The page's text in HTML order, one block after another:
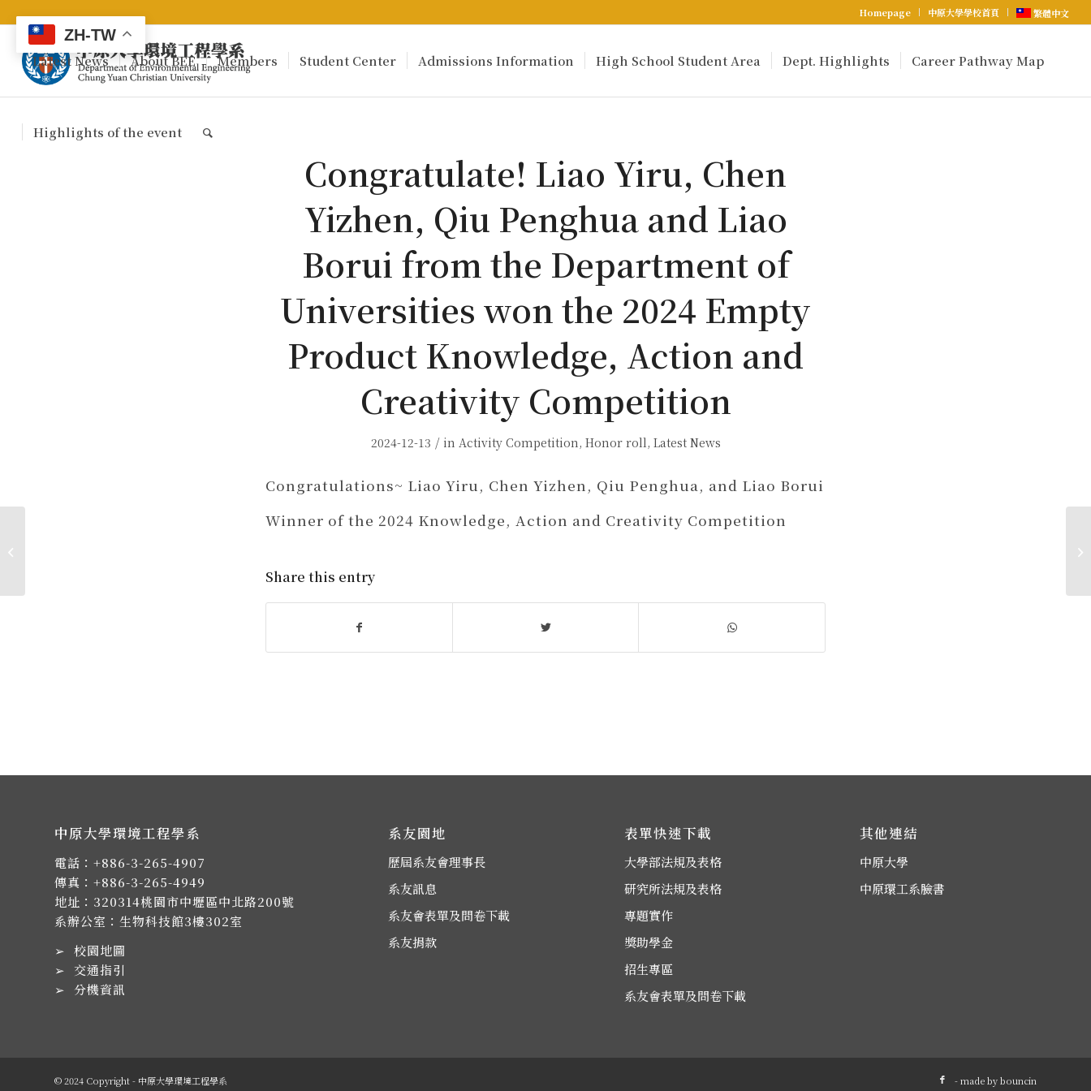
Homepage 中原大學學校首頁 繁體中文
Latest News About BEE Members Student Center Admissions Information High School Student Area Dept. Highlights Career Pathway Map
Highlights of the event
Congratulate! Liao Yiru, Chen
Yizhen, Qiu Penghua and Liao
Borui from the Department of
Universities won the 2024 Empty
Product Knowledge, Action and
Creativity Competition
2024-12-13 / in Activity Competition, Honor roll, Latest News
Congratulations~ Liao Yiru, Chen Yizhen, Qiu Penghua, and Liao Borui
Winner of the 2024 Knowledge, Action and Creativity Competition
Share this entry
中原大學環境工程學系
電話： +886-3-265-4907
傳真：+886-3-265-4949
地址： 320314桃園市中壢區中北路200號
系辦公室：生物科技館3樓302室
➢ 校園地圖
➢ 交通指引
➢ 分機資訊
系友園地
歷屆系友會理事長
系友訊息
系友會表單及問卷下載
系友捐款
表單快速下載
大學部法規及表格
研究所法規及表格
專題實作
獎助學金
招生專區
系友會表單及問卷下載
其他連結
中原大學
中原環工系臉書
© 2024 Copyright - 中原大學環境工程學系 - made bybouncin
ZH-TW